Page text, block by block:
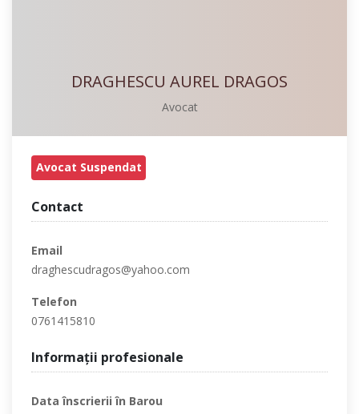
DRAGHESCU AUREL DRAGOS
Avocat
Avocat Suspendat
Contact
Email
draghescudragos@yahoo.com
Telefon
0761415810
Informaţii profesionale
Data înscrierii în Barou